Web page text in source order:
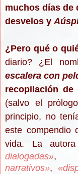
muchos días de
desvelos y
¿Pero qué o
diario? ¿El
escalera con
recopilación de
(salvo el
principio, no
este compendio
vida. La
dialogadas»
narrativos»,